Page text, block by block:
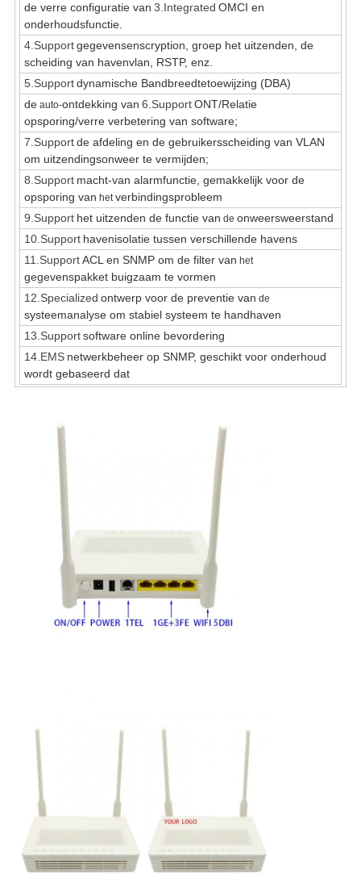
de verre configuratie van 3.Integrated OMCI en
onderhoudsfunctie.
4.Supportgegevensenscryption, groep het uitzenden, de
scheiding van havenvlan, RSTP, enz.
5.Supportdynamische Bandbreedtetoewijzing (DBA)
deauto-ontdekking van 6.SupportONT/Relatie
opsporing/verre verbetering van software;
7.Supportde afdeling en de gebruikersscheiding van VLAN
om uitzendingsonweer te vermijden;
8.Support macht-van alarmfunctie, gemakkelijk voor de
opsporing van hetverbindingsprobleem
9.Support het uitzenden de functie van de onweersweerstand
10.Support havenisolatie tussen verschillende havens
11.SupportACL en SNMP om de filter van het
gegevenspakket buigzaam te vormen
12.Specialized ontwerp voor de preventie van de
systeemanalyse om stabiel systeem te handhaven
13.Supportsoftware online bevordering
14.EMS netwerkbeheer op SNMP, geschikt voor onderhoud
wordt gebaseerd dat